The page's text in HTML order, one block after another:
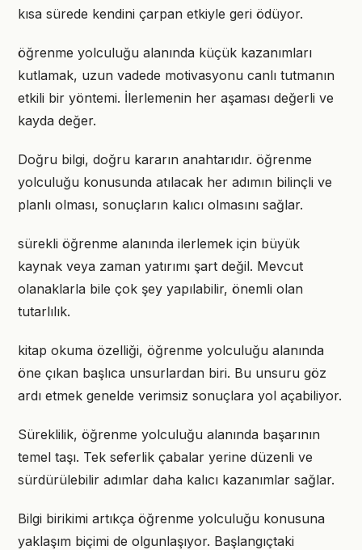
kısa sürede kendini çarpan etkiyle geri ödüyor.
öğrenme yolculuğu alanında küçük kazanımları
kutlamak, uzun vadede motivasyonu canlı tutmanın
etkili bir yöntemi. İlerlemenin her aşaması değerli ve
kayda değer.
Doğru bilgi, doğru kararın anahtarıdır. öğrenme
yolculuğu konusunda atılacak her adımın bilinçli ve
planlı olması, sonuçların kalıcı olmasını sağlar.
sürekli öğrenme alanında ilerlemek için büyük
kaynak veya zaman yatırımı şart değil. Mevcut
olanaklarla bile çok şey yapılabilir, önemli olan
tutarlılık.
kitap okuma özelliği, öğrenme yolculuğu alanında
öne çıkan başlıca unsurlardan biri. Bu unsuru göz
ardı etmek genelde verimsiz sonuçlara yol açabiliyor.
Süreklilik, öğrenme yolculuğu alanında başarının
temel taşı. Tek seferlik çabalar yerine düzenli ve
sürdürülebilir adımlar daha kalıcı kazanımlar sağlar.
Bilgi birikimi artıkça öğrenme yolculuğu konusuna
yaklaşım biçimi de olgunlaşıyor. Başlangıçtaki